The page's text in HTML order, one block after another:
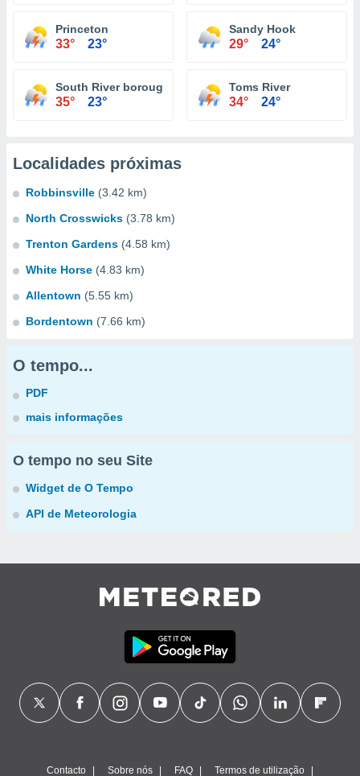
Princeton
33° 23°
Sandy Hook
29° 24°
South River borough
35° 23°
Toms River
34° 24°
Localidades próximas
Robbinsville (3.42 km)
North Crosswicks (3.78 km)
Trenton Gardens (4.58 km)
White Horse (4.83 km)
Allentown (5.55 km)
Bordentown (7.66 km)
O tempo...
PDF
mais informações
O tempo no seu Site
Widget de O Tempo
API de Meteorologia
Contacto Sobre nós FAQ Termos de utilização